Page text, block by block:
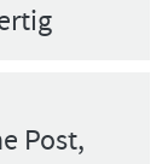
Post,